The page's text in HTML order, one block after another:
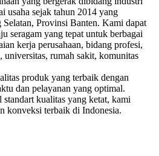
usaha sejak tahun 2014 yang
Provinsi Banten. Kami dapat
seragam yang tepat untuk berbagai
kerja perusahaan, bidang profesi,
universitas, rumah sakit, komunitas
produk yang terbaik dengan
dan pelayanan yang optimal.
kualitas yang ketat, kami
konveksi terbaik di Indonesia.